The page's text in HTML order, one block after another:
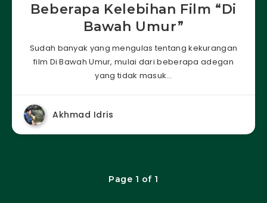
Beberapa Kelebihan Film “Di
Bawah Umur”
Sudah banyak yang mengulas tentang kekurangan
film Di Bawah Umur, mulai dari beberapa adegan
yang tidak masuk…
Akhmad Idris
Page 1 of 1